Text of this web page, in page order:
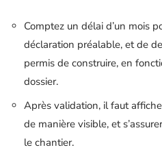
Comptez un délai d’un mois
déclaration préalable, et de
permis de construire, en
dossier.
Après validation, il faut
de manière visible, et
le chantier.